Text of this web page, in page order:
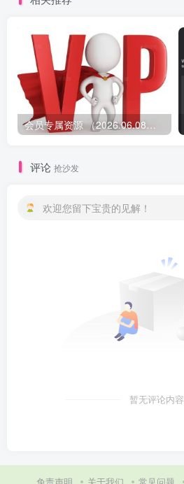
会员专属资源 （2026.06.08更新）
评论 抢沙发
欢迎您留下宝贵的见解！
暂无评论内容